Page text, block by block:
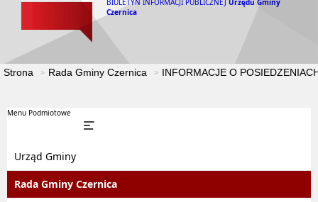
BIULETYN INFORMACJI PUBLICZNEJ Urzędu Gminy
Czernica
Strona Rada Gminy Czernica INFORMACJE O
Menu Podmiotowe
Urząd Gminy
Rada Gminy Czernica